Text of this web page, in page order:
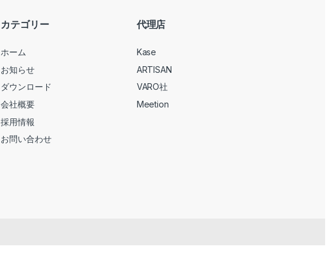
カテゴリー
ホーム
お知らせ
ダウンロード
会社概要
採用情報
お問い合わせ
代理店
Kase
ARTISAN
VARO社
Meetion